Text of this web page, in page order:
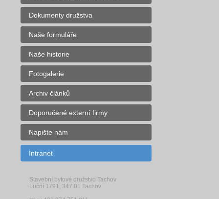
Dokumenty družstva
Naše formuláře
Naše historie
Fotogalerie
Archiv článků
Doporučené externí firmy
Napište nám
Intranet
Stavební bytové družstvo Tachov
Luční 1791, 347 01 Tachov